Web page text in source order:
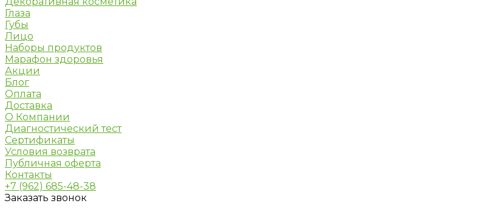
Глаза
Губы
Лицо
Наборы продуктов
Марафон здоровья
Акции
Блог
Оплата
Доставка
О Компании
Диагностический тест
Сертификаты
Условия возврата
Публичная оферта
Контакты
+7 (962) 685-48-38
Заказать звонок